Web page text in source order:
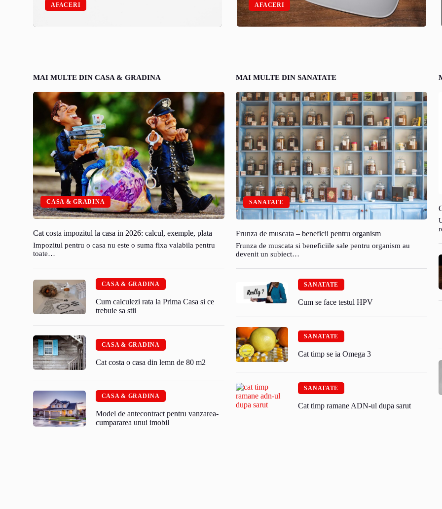
AFACERI AFACERI
MAI MULTE DIN CASA & GRADINA
CASA & GRADINA
Cat costa impozitul la casa in 2026: calcul, exemple, plata
Impozitul pentru o casa nu este o suma fixa valabila pentru
toate…
CASA & GRADINA
Cum calculezi rata la Prima Casa si ce
trebuie sa stii
CASA & GRADINA
Cat costa o casa din lemn de 80 m2
CASA & GRADINA
Model de antecontract pentru vanzarea-
cumpararea unui imobil
MAI MULTE DIN SANATATE
SANATATE
Frunza de muscata – beneficii pentru organism
Frunza de muscata si beneficiile sale pentru organism au
devenit un subiect…
SANATATE
Cum se face testul HPV
SANATATE
Cat timp se ia Omega 3
SANATATE
Cat timp ramane ADN-ul dupa sarut